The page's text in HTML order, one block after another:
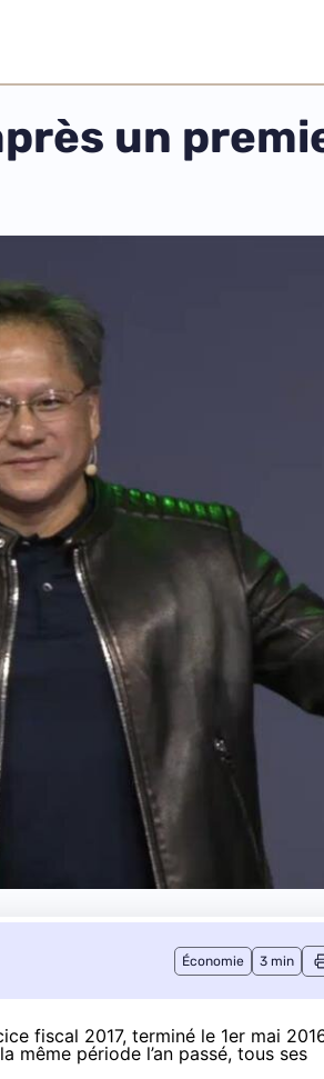
un
Économie 3 min
fiscal 2017, terminé le 1er mai
même période l’an passé, tous ses